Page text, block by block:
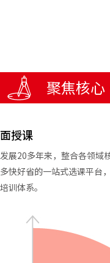
聚焦核
面授课
发展20多年来，整合各领域
多快好省的一站式选课平台
培训体系。